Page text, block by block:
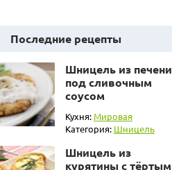
Последние рецепты
Шницель из печени
под сливочным
соусом
Кухня: Мировая
Категория: Шницель
Шницель из
курятины с тёртым